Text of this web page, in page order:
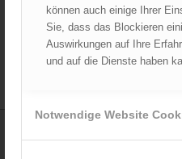
können auch einige Ihrer
Sie, dass das Blockieren
Auswirkungen auf Ihre
und auf die Dienste haben
Notwendige Website
ÖBFV